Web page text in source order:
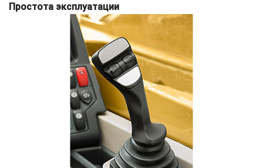
Простота эксплуатации